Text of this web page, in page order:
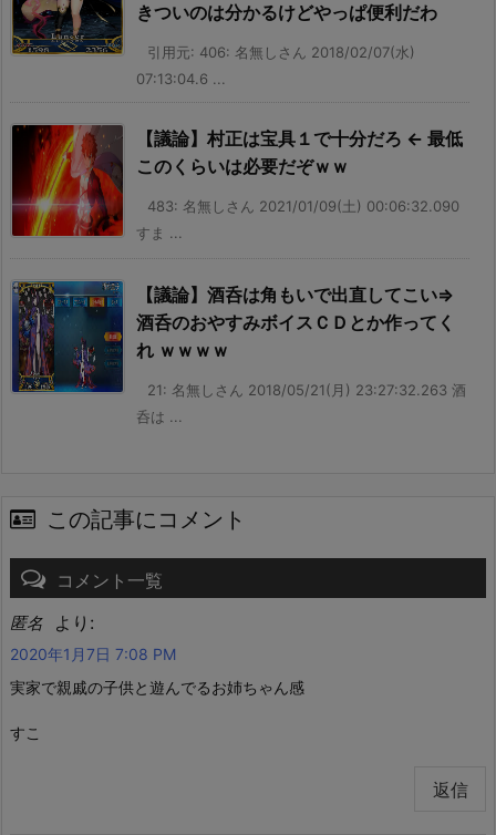
きついのは分かるけどやっぱ便利だわ
引用元: 406: 名無しさん 2018/02/07(水)
07:13:04.6 ...
【議論】村正は宝具１で十分だろ ← 最低
このくらいは必要だぞｗｗ
483: 名無しさん 2021/01/09(土) 00:06:32.090
すま ...
【議論】酒呑は角もいで出直してこい⇒
酒呑のおやすみボイスＣＤとか作ってく
れ ｗｗｗｗ
21: 名無しさん 2018/05/21(月) 23:27:32.263 酒
呑は ...
この記事にコメント
コメント一覧
匿名 より:
2020年1月7日 7:08 PM
実家で親戚の子供と遊んでるお姉ちゃん感
すこ
返信